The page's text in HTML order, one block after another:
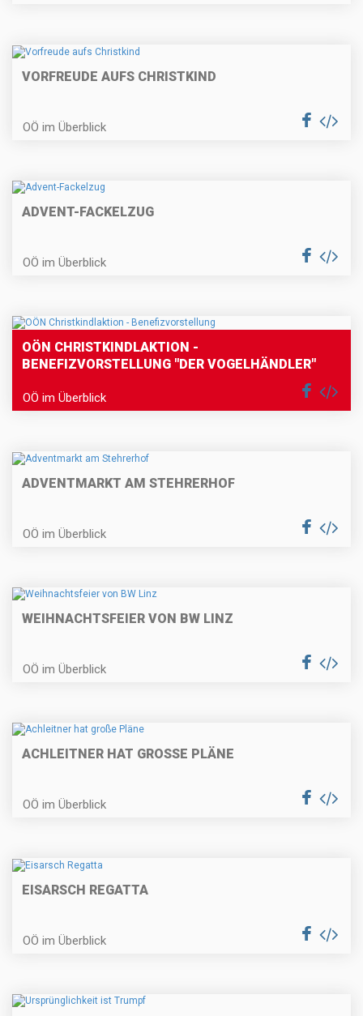
VORFREUDE AUFS CHRISTKIND
OÖ im Überblick
ADVENT-FACKELZUG
OÖ im Überblick
OÖN CHRISTKINDLAKTION -
BENEFIZVORSTELLUNG "DER VOGELHÄNDLER"
OÖ im Überblick
ADVENTMARKT AM STEHRERHOF
OÖ im Überblick
WEIHNACHTSFEIER VON BW LINZ
OÖ im Überblick
ACHLEITNER HAT GROSSE PLÄNE
OÖ im Überblick
EISARSCH REGATTA
OÖ im Überblick